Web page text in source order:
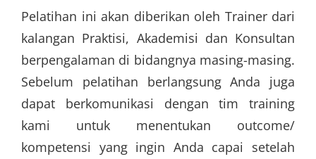
Pelatihan ini akan diberikan oleh Trainer dari
kalangan Praktisi, Akademisi dan Konsultan
berpengalaman di bidangnya masing-masing.
Sebelum pelatihan berlangsung Anda juga
dapat berkomunikasi dengan tim training
kami untuk menentukan outcome/
kompetensi yang ingin Anda capai setelah